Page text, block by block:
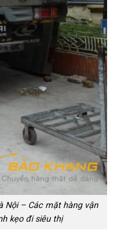
Nội – Các mặt hàng vận
kẹo đi siêu thị